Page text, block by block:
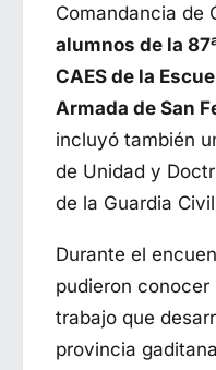
Comandancia de
alumnos de la
CAES de la
Armada de San
incluyó también
de Unidad y
de la Guardia
Durante el
pudieron
trabajo que
provincia